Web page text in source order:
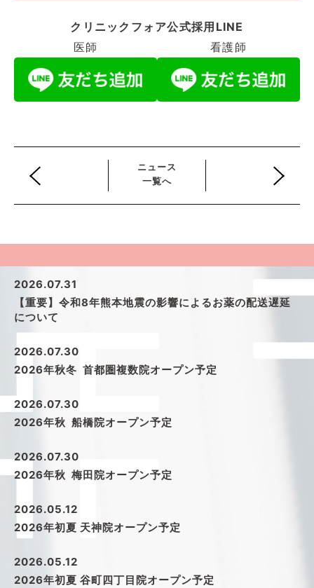
クリニックフォア公式採用LINE
医師
看護師
ニュース
一覧へ
2026.07.31
【重要】令和8年熊本地震の影響によるお薬の配送遅延
について
2026.07.30
2026年秋冬 首都圏複数院オープン予定
2026.07.30
2026年秋 船橋院オープン予定
2026.07.30
2026年秋 梅田院オープン予定
2026.05.12
2026年初夏 天神院オープン予定
2026.05.12
2026年初夏 谷町四丁目院オープン予定